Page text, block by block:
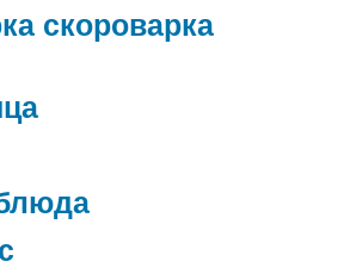
скороварка